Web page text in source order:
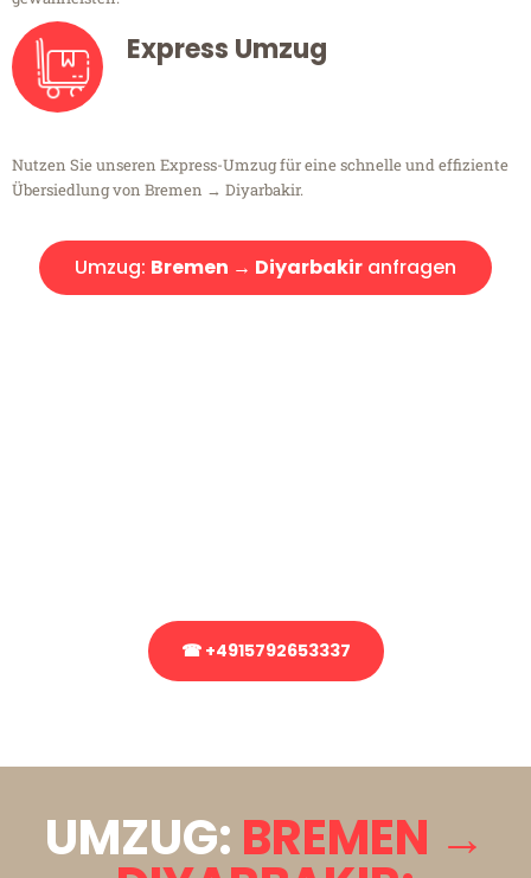
Express Umzug
Nutzen Sie unseren Express-Umzug für eine schnelle und effiziente
Übersiedlung von Bremen → Diyarbakir.
Umzug: Bremen → Diyarbakir anfragen
☎ +4915792653337
UMZUG: BREMEN →